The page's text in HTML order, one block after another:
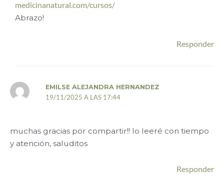
medicinanatural.com/cursos/
Abrazo!
Responder
EMILSE ALEJANDRA HERNANDEZ
19/11/2025 A LAS 17:44
muchas gracias por compartir!! lo leeré con tiempo
y atención, saluditos
Responder